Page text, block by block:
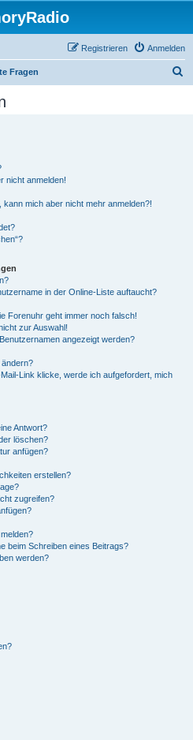
Anmelden
Registrieren
Fragen
nicht anmelden!
mich aber nicht mehr anmelden?!
in der Online-Liste auftaucht?
Forenuhr geht immer noch falsch!
zur Auswahl!
angezeigt werden?
Link klicke, werde ich aufgefordert, mich
Antwort?
löschen?
anfügen?
erstellen?
zugreifen?
beim Schreiben eines Beitrags?
werden?